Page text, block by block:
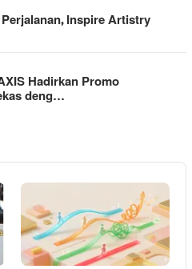
Inspire Artistry
Hadirkan Promo
deng…